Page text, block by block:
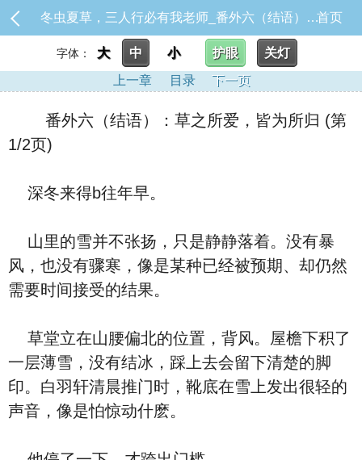
冬虫夏草，三人行必有我老师_番外六（结语）：草之所爱，皆为所归首页
字体： 大 中 小 护眼
关灯
上一章
目录 下一页
番外六（结语）：草之所爱，皆为所归 (第
1/2页)
深冬来得b往年早。
山里的雪并不张扬，只是静静落着。没有暴
风，也没有骤寒，像是某种已经被预期、却仍然
需要时间接受的结果。
草堂立在山腰偏北的位置，背风。屋檐下积了
一层薄雪，没有结冰，踩上去会留下清楚的脚
印。白羽轩清晨推门时，靴底在雪上发出很轻的
声音，像是怕惊动什麽。